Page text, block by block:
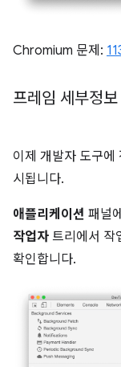
Chromium 문제:
프레임 세부정
이제 개발자 도구에
시됩니다.
애플리케이션 패널
작업자 트리에서 작
확인합니다.